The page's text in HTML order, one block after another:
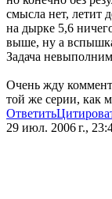
смысла нет, летит
на дырке 5,6
выше, ну а
Задача
Очень жду
той же серии, как
Ответить
29 июл. 2006 г.,